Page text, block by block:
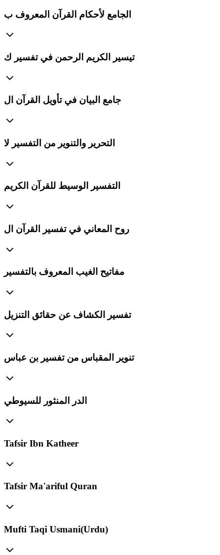
الجامع لأحكام القرآن المعروف ب
تيسير الكريم الرحمن في تفسير ك
جامع البيان في تأويل القرآن ال
التحرير والتنوير من التفسير لا
التفسير الوسيط للقرآن الكريم
روح المعاني في تفسير القرآن ال
مفاتيح الغيب المعروف بالتفسير
تفسير الكشاف عن حقائق التنزيل
تنوير المقباس من تفسير بن عباس
الدر المنثور للسيوطي
Tafsir Ibn Katheer
Tafsir Ma'ariful Quran
Mufti Taqi Usmani(Urdu)